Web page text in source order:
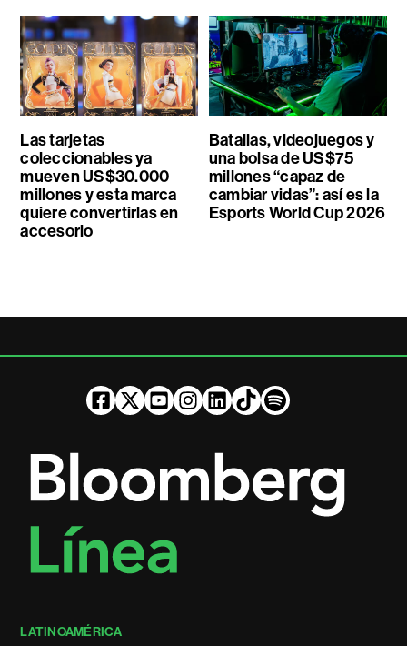
Las tarjetas
coleccionables ya
mueven US$30.000
millones y esta marca
quiere convertirlas en
accesorio
Batallas, videojuegos y
una bolsa de US$75
millones “capaz de
cambiar vidas”: así es la
Esports World Cup 2026
LATINOAMÉRICA